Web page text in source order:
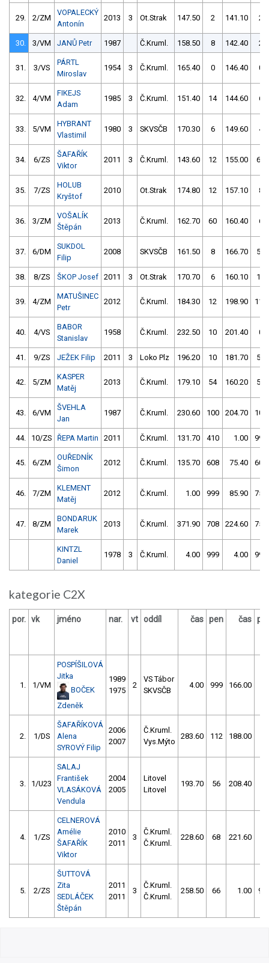
29. 2/ZM
VOPALECKÝ
Antonín
2013 3 Ot.Strak 147.50 2 141.10 2
30. 3/VM JANŮ Petr 1987 Č.Kruml. 158.50 8 142.40 2
31. 3/VS
PÁRTL
Miroslav
1954 3 Č.Kruml. 165.40 0 146.40 0
32. 4/VM
FIKEJS
Adam
1985 3 Č.Kruml. 151.40 14 144.60 6
33. 5/VM
HYBRANT
Vlastimil
1980 3 SKVSČB 170.30 6 149.60 4
34. 6/ZS
ŠAFAŘÍK
Viktor
2011 3 Č.Kruml. 143.60 12 155.00 64
35. 7/ZS
HOLUB
Kryštof
2010 Ot.Strak 174.80 12 157.10 8
36. 3/ZM
VOŠALÍK
Štěpán
2013 Č.Kruml. 162.70 60 160.40 6
37. 6/DM
SUKDOL
Filip
2008 SKVSČB 161.50 8 166.70 56
38. 8/ZS ŠKOP Josef 2011 3 Ot.Strak 170.70 6 160.10 10
39. 4/ZM
MATUŠINEC
Petr
2012 Č.Kruml. 184.30 12 198.90 110
40. 4/VS
BABOR
Stanislav
1958 Č.Kruml. 232.50 10 201.40 0
41. 9/ZS JEŽEK Filip 2011 3 Loko Plz 196.20 10 181.70 58
42. 5/ZM
KASPER
Matěj
2013 Č.Kruml. 179.10 54 160.20 58
43. 6/VM
ŠVEHLA
Jan
1987 Č.Kruml. 230.60 100 204.70 106
44. 10/ZS ŘEPA Martin 2011 Č.Kruml. 131.70 410 1.00 999
45. 6/ZM
OUŘEDNÍK
Šimon
2012 Č.Kruml. 135.70 608 75.40 606
46. 7/ZM
KLEMENT
Matěj
2012 Č.Kruml. 1.00 999 85.90 752
47. 8/ZM
BONDARUK
Marek
2013 Č.Kruml. 371.90 708 224.60 754
KINTZL
Daniel
1978 3 Č.Kruml. 4.00 999 4.00 999
kategorie C2X
por. vk jméno nar. vt oddíl čas pen čas
1. 1/VM
POSPÍŠILOVÁ
Jitka
BOČEK
Zdeněk
1989
1975
2
VS Tábor
SKVSČB
4.00 999 166.00
2. 1/DS
ŠAFAŘÍKOVÁ
Alena
SYROVÝ Filip
2006
2007
Č.Kruml.
Vys.Mýto
283.60 112 188.00
3. 1/U23
SALAJ
František
VLASÁKOVÁ
Vendula
2004
2005
Litovel
Litovel
193.70 56 208.40
4. 1/ZS
CELNEROVÁ
Amélie
ŠAFAŘÍK
Viktor
2010
2011
3
Č.Kruml.
Č.Kruml.
228.60 68 221.60
5. 2/ZS
ŠUTTOVÁ
Zita
SEDLÁČEK
Štěpán
2011
2011
3
Č.Kruml.
Č.Kruml.
258.50 66 1.00